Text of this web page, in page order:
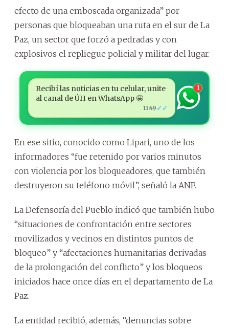
efecto de una emboscada organizada” por
personas que bloqueaban una ruta en el sur de La
Paz, un sector que forzó a pedradas y con
explosivos el repliegue policial y militar del lugar.
Recibí las noticias en tu celular, unite
al canal de ÚH en WhatsApp 🤩
11:49 ✓✓
1
En ese sitio, conocido como Lipari, uno de los
informadores “fue retenido por varios minutos
con violencia por los bloqueadores, que también
destruyeron su teléfono móvil”, señaló la ANP.
La Defensoría del Pueblo indicó que también hubo
“situaciones de confrontación entre sectores
movilizados y vecinos en distintos puntos de
bloqueo” y “afectaciones humanitarias derivadas
de la prolongación del conflicto” y los bloqueos
iniciados hace once días en el departamento de La
Paz.
La entidad recibió, además, “denuncias sobre